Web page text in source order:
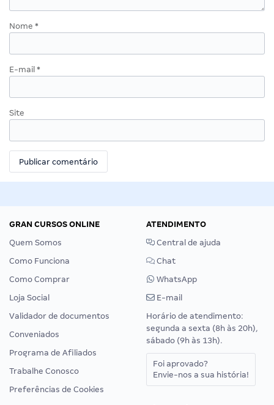
Nome *
E-mail *
Site
GRAN CURSOS ONLINE
Quem Somos
Como Funciona
Como Comprar
Loja Social
Validador de documentos
Conveniados
Programa de Afiliados
Trabalhe Conosco
Preferências de Cookies
ATENDIMENTO
Central de ajuda
Chat
WhatsApp
E-mail
Horário de atendimento:
segunda a sexta (8h às 20h),
sábado (9h às 13h).
Foi aprovado?
Envie-nos a sua história!